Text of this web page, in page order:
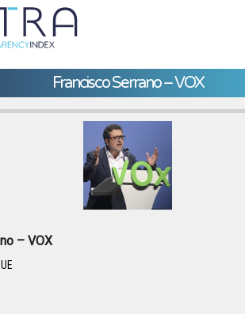
Francisco Serrano – VOX
– VOX